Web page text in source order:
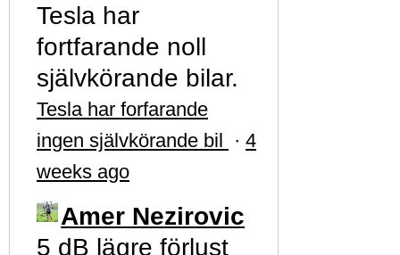
Tesla har
fortfarande noll
självkörande bilar.
Tesla har forfarande
ingen självkörande bil · 4
weeks ago
Amer Nezirovic
5 dB lägre förlust